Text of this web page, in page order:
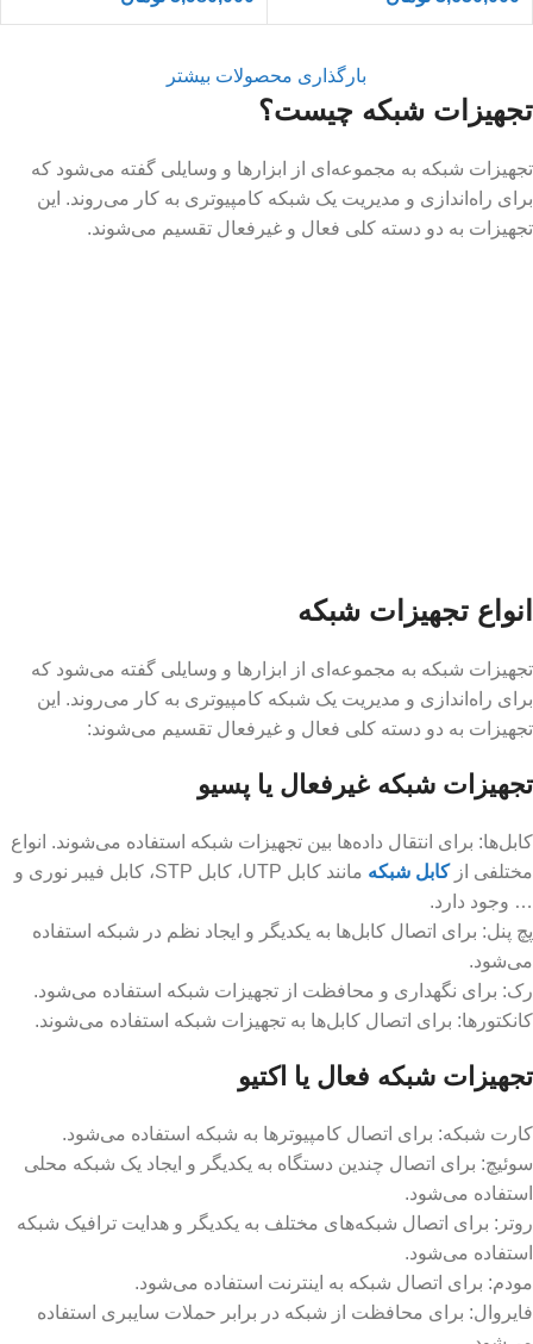
بارگذاری محصولات بیشتر
تجهیزات شبکه چیست؟
تجهیزات شبکه به مجموعه‌ای از ابزارها و وسایلی گفته می‌شود که
برای راه‌اندازی و مدیریت یک شبکه کامپیوتری به کار می‌روند. این
تجهیزات به دو دسته کلی فعال و غیرفعال تقسیم می‌شوند.
انواع تجهیزات شبکه
تجهیزات شبکه به مجموعه‌ای از ابزارها و وسایلی گفته می‌شود که
برای راه‌اندازی و مدیریت یک شبکه کامپیوتری به کار می‌روند. این
تجهیزات به دو دسته کلی فعال و غیرفعال تقسیم می‌شوند:
تجهیزات شبکه غیرفعال یا پسیو
کابل‌ها: برای انتقال داده‌ها بین تجهیزات شبکه استفاده می‌شوند. انواع
مختلفی از کابل‌ شبکه
مانند کابل UTP، کابل STP، کابل فیبر نوری و
… وجود دارد.
پچ پنل: برای اتصال کابل‌ها به یکدیگر و ایجاد نظم در شبکه استفاده
می‌شود.
رک: برای نگهداری و محافظت از تجهیزات شبکه استفاده می‌شود.
کانکتورها: برای اتصال کابل‌ها به تجهیزات شبکه استفاده می‌شوند.
تجهیزات شبکه فعال یا اکتیو
کارت شبکه: برای اتصال کامپیوترها به شبکه استفاده می‌شود.
سوئیچ: برای اتصال چندین دستگاه به یکدیگر و ایجاد یک شبکه محلی
استفاده می‌شود.
روتر: برای اتصال شبکه‌های مختلف به یکدیگر و هدایت ترافیک شبکه
استفاده می‌شود.
مودم: برای اتصال شبکه به اینترنت استفاده می‌شود.
فایروال: برای محافظت از شبکه در برابر حملات سایبری استفاده